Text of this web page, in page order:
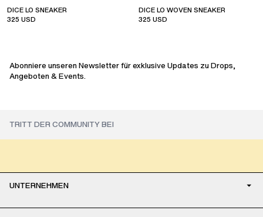
DICE LO SNEAKER
325 USD
DICE LO WOVEN SNEAKER
325 USD
Abonniere unseren Newsletter für exklusive Updates zu Drops,
Angeboten & Events.
UNTERNEHMEN